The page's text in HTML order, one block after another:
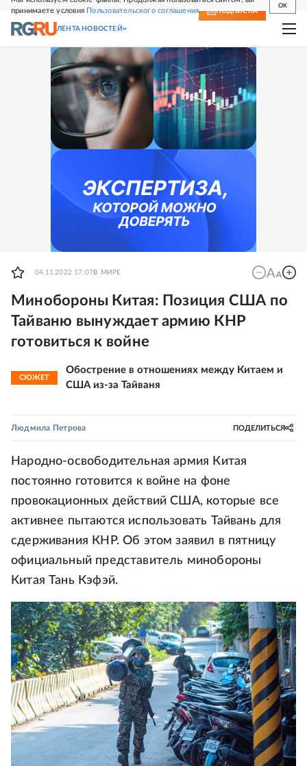
принимаете условия Пользовательского соглашения
OK
СВЕЖИЙ НОМЕР ПОДПИСКА
ЛЕНТА НОВОСТЕЙ
04.11.2022 17:07 В МИРЕ
Минобороны Китая: Позиция США по
Тайваню вынуждает армию КНР
готовиться к войне
СЮЖЕТ
Обострение в отношениях между Китаем и
США из-за Тайваня
Людмила Петрова ПОДЕЛИТЬСЯ
Народно-освободительная армия Китая
постоянно готовится к войне на фоне
провокационных действий США, которые все
активнее пытаются использовать Тайвань для
сдерживания КНР. Об этом заявил в пятницу
официальный представитель минобороны
Китая Тань Кэфэй.